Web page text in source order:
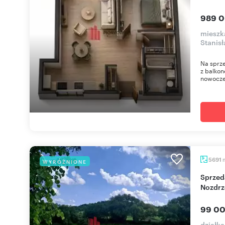
989
Na
z
WYRÓŻNIONE 5691
Sprzedam działkę 5 691 m² przy Sanu w
99